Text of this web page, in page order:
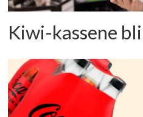
Kiwi-kassene